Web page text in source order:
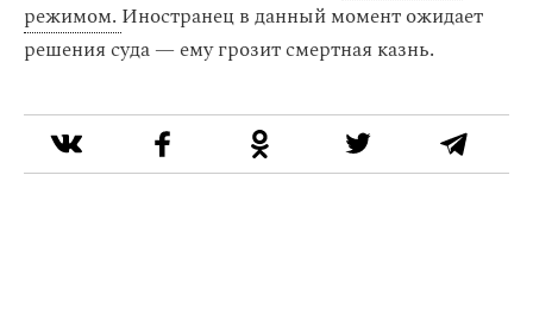
режимом. Иностранец в данный момент ожидает
решения суда — ему грозит смертная казнь.